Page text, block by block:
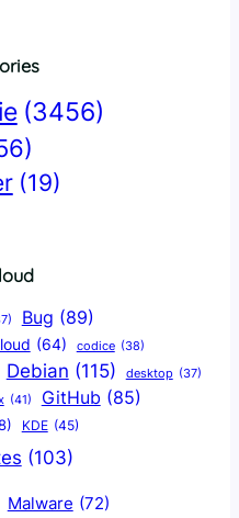
(3456)
(19)
Bug (89)
(64) codice (38)
Debian (115) desktop (37)
(41) GitHub (85)
KDE (45)
(103)
Malware (72)